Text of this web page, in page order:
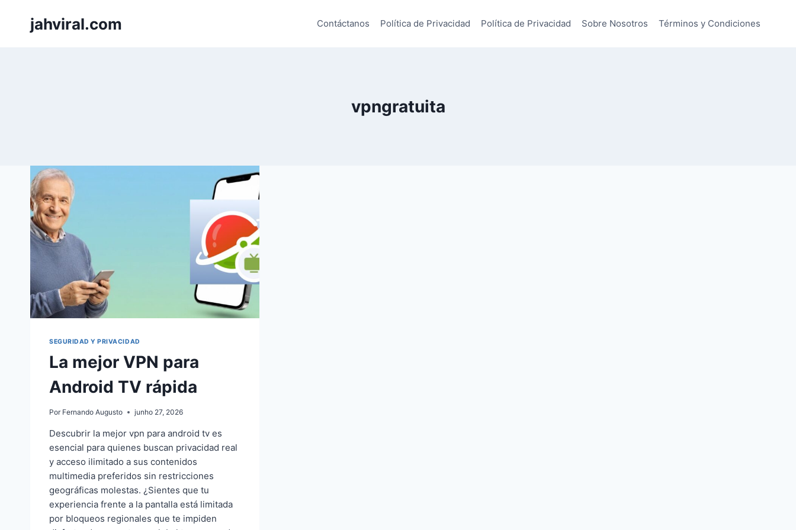
jahviral.com Contáctanos Política de Privacidad Política de Privacidad Sobre Nosotros Términos y Condiciones
vpngratuita
SEGURIDAD Y PRIVACIDAD
La mejor VPN para
Android TV rápida
Por Fernando Augusto junho 27, 2026
Descubrir la mejor vpn para android tv es
esencial para quienes buscan privacidad real
y acceso ilimitado a sus contenidos
multimedia preferidos sin restricciones
geográficas molestas. ¿Sientes que tu
experiencia frente a la pantalla está limitada
por bloqueos regionales que te impiden